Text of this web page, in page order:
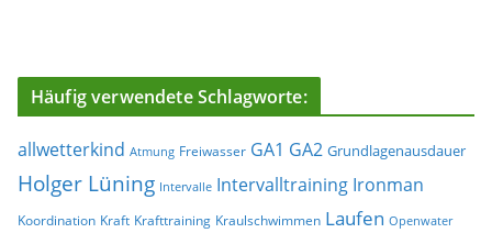
Häufig verwendete Schlagworte:
allwetterkind Atmung Freiwasser GA1 GA2 Grundlagenausdauer
Holger Lüning Intervalle Intervalltraining Ironman
Koordination Kraft Krafttraining Kraulschwimmen Laufen Openwater